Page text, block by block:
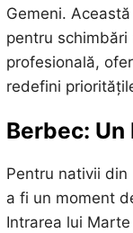
Gemeni.
pentru schimbări
profesională,
redefini
Berbec:
Pentru nativii
a fi un moment
Intrarea lui